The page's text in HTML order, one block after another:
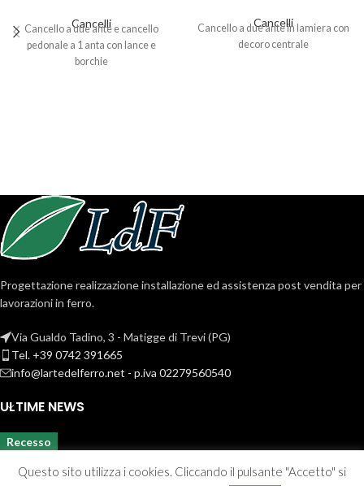
Cancelli
Cancello a due ante e cancello
pedonale a 1 anta con lance e
borchie
Cancelli
Cancello a due ante in lamiera con
decoro centrale
Progettazione realizzazione installazione ed assistenza post vendita per
lavorazioni in ferro.
Via Gualdo Tadino, 3 - Matigge di Trevi (PG)
Tel. +39 0742 391665
info@lartedelferro.net - p.iva 02279560540
ULTIME NEWS
Recesso
Questo sito utilizza i cookies. Cliccando il pulsante "Accetto" si